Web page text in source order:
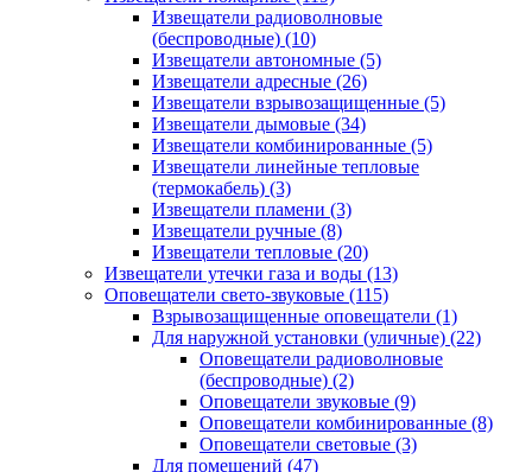
Извещатели радиоволновые
(беспроводные) (10)
Извещатели автономные (5)
Извещатели адресные (26)
Извещатели взрывозащищенные (5)
Извещатели дымовые (34)
Извещатели комбинированные (5)
Извещатели линейные тепловые
(термокабель) (3)
Извещатели пламени (3)
Извещатели ручные (8)
Извещатели тепловые (20)
Извещатели утечки газа и воды (13)
Оповещатели свето-звуковые (115)
Взрывозащищенные оповещатели (1)
Для наружной установки (уличные) (22)
Оповещатели радиоволновые
(беспроводные) (2)
Оповещатели звуковые (9)
Оповещатели комбинированные (8)
Оповещатели световые (3)
Для помещений (47)